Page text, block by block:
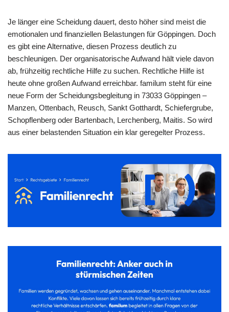
Je länger eine Scheidung dauert, desto höher sind meist die
emotionalen und finanziellen Belastungen für Göppingen. Doch
es gibt eine Alternative, diesen Prozess deutlich zu
beschleunigen. Der organisatorische Aufwand hält viele davon
ab, frühzeitig rechtliche Hilfe zu suchen. Rechtliche Hilfe ist
heute ohne großen Aufwand erreichbar. familum steht für eine
neue Form der Scheidungsbegleitung in 73033 Göppingen –
Manzen, Ottenbach, Reusch, Sankt Gotthardt, Schiefergrube,
Schopflenberg oder Bartenbach, Lerchenberg, Maitis. So wird
aus einer belastenden Situation ein klar geregelter Prozess.